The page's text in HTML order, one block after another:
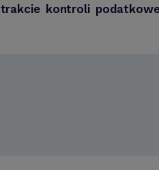
trakcie kontroli